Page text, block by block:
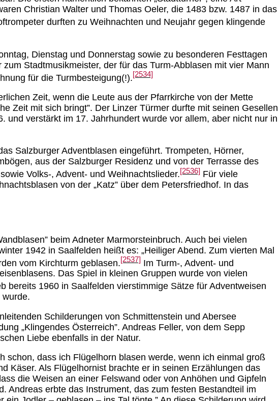
Christian Walter und Thomas Oeler, die 1483 bzw. 1487 in das
durften zu Weihnachten und Neujahr gegen klingende
Dienstag und Donnerstag sowie zu besonderen Festtagen
Stadtmusikmeister, der für das Turm-Abblasen mit vier Mann
für die Turmbesteigung(!).[2534]
Zeit, wenn die Leute aus der Pfarrkirche von der Mette
Zeit mit sich bringt”. Der Linzer Türmer durfte mit seinen Gesellen
und verstärkt im 17. Jahrhundert wurde vor allem, aber nicht nur in
Salzburger Adventblasen eingeführt. Trompeten, Hörner,
aus der Salzburger Residenz und von der Terrasse des
Volks-, Advent- und Weihnachtslieder.[2536] Für viele
von der „Katz” über dem Petersfriedhof. In das
beim Adneter Marmorsteinbruch. Auch bei vielen
1942 in Saalfelden heißt es: „Heiliger Abend. Zum vierten Mal
vom Kirchturm geblasen.[2537] Im Turm-, Advent- und
Das Spiel in kleinen Gruppen wurde von vielen
bereits 1960 in Saalfelden vierstimmige Sätze für Adventweisen
Schilderungen von Schmittenstein und Abersee
„Klingendes Österreich”. Andreas Feller, von dem Sepp
Liebe ebenfalls in der Natur.
schon, dass ich Flügelhorn blasen werde, wenn ich einmal groß
Käser. Als Flügelhornist brachte er in seinen Erzählungen das
die Weisen an einer Felswand oder von Anhöhen und Gipfeln
Andreas erbte das Instrument, das zum festen Bestandteil im